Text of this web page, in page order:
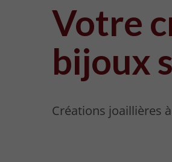
Votre
bijoux
Créations joaillières